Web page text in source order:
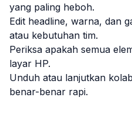
yang paling heboh.
Edit headline, warna, dan
atau kebutuhan tim.
Periksa apakah semua
layar HP.
Unduh atau lanjutkan
benar-benar rapi.